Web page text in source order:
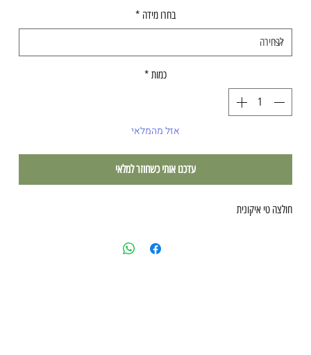
בחרו מידה *
כמות *
אזל מהמלאי
עדכנו אותי כשחוזר למלאי
חולצה טי איקונית